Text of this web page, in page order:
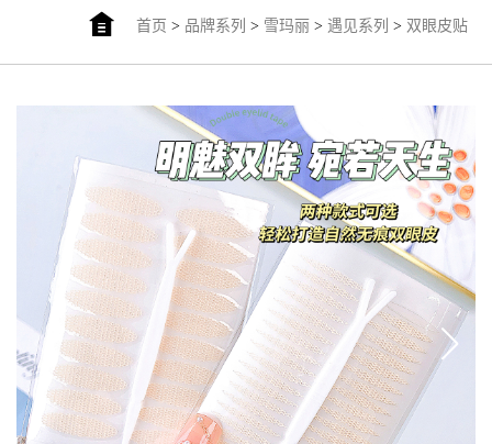
首页 > 品牌系列 > 雪玛丽> 遇见系列 > 双眼皮贴